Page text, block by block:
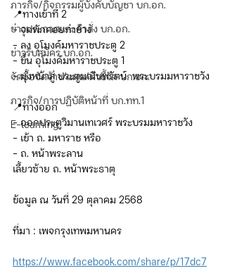
ภารกิจ/กิจกรรมผู้บังคับบัญชา บก.อก.
ข่าวประกาศและคำสั่ง บก.อก.
ข่าวรับสมัคร บก.อก.
จัดซื้อจัดจ้าง/แผน/ตัวชี้วัด บก.อก.
ภารกิจ/การปฏิบัติหน้าที่ บก.ทท.1
E-learning
📍ทางเข้าที่ 2
- จุดพักคอยท่าช้าง
- ลง อุโมงค์มหาราชประตู 2
- ขึ้น อุโมงค์มหาราชประตู 1
- มุ่งหน้าสู่ ประตูมณีนพรัตน์  พระบรมมหาราชวัง
📍ทางออก
- ออกประตูวิมานเทเวศร์ พระบรมมหาราชวัง
- เข้า ถ. มหาราช หรือ
- ถ. หน้าพระลาน
เลี้ยวซ้าย ถ. หน้าพระธาตุ
ข้อมูล ณ วันที่ 29 ตุลาคม 2568
ที่มา : เพจกรุงเทพมหานคร
https://www.facebook.com/share/p/17dc7